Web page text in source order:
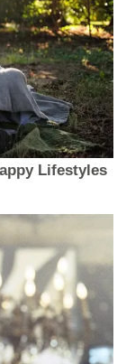
Lifestyles